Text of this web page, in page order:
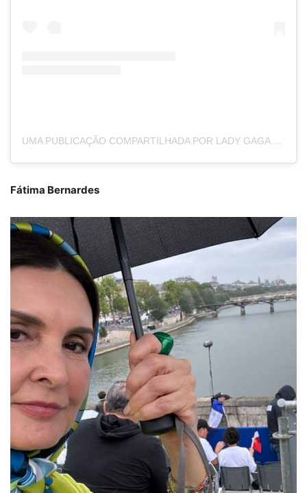
UMA PUBLICAÇÃO COMPARTILHADA POR LADY GAGA (@LADYGAGA)
Fátima Bernardes